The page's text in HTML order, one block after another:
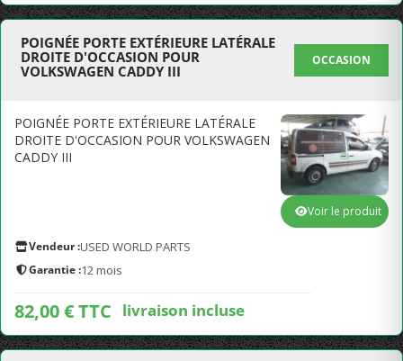
POIGNÉE PORTE EXTÉRIEURE LATÉRALE
DROITE D'OCCASION POUR
VOLKSWAGEN CADDY III
OCCASION
POIGNÉE PORTE EXTÉRIEURE LATÉRALE
DROITE D'OCCASION POUR VOLKSWAGEN
CADDY III
Vendeur :USED WORLD PARTS
Garantie :12 mois
82,00 € TTC livraison incluse
Voir le produit